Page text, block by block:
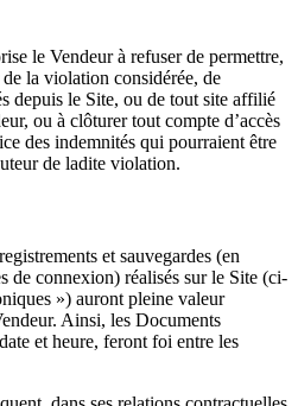
le Vendeur à refuser de permettre,
la violation considérée, de
depuis le Site, ou de tout site affilié
ou à clôturer tout compte d’accès
des indemnités qui pourraient être
de ladite violation.
et sauvegardes (en
de connexion) réalisés sur le Site (ci-
») auront pleine valeur
Ainsi, les Documents
et heure, feront foi entre les